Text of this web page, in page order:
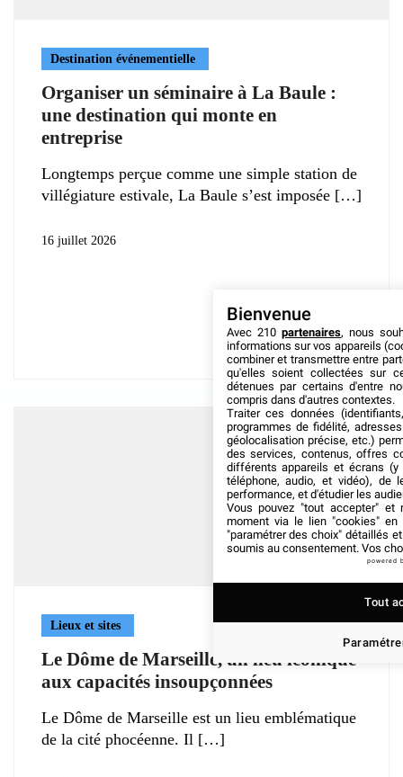
Destination événementielle
Organiser un séminaire à La Baule :
une destination qui monte en
entreprise
Longtemps perçue comme une simple station de
villégiature estivale, La Baule s’est imposée
16 juillet 2026
Lieux et sites
Le Dôme de Marseille, un lieu iconique
aux capacités insoupçonnées
Le Dôme de Marseille est un lieu emblématique
de la cité phocéenne. Il
Bienvenue
Avec 210 partenaires, nous
informations sur vos appareils
combiner et transmettre entre
qu'elles soient collectées sur
détenues par certains d'entre
compris dans d'autres contextes.
Traiter ces données
programmes de fidélité,
géolocalisation précise, etc.)
des services, contenus, offres
différents appareils et écrans (y
téléphone, audio, et vidéo), de
performance, et d'étudier les
Vous pouvez "tout accepter" et
moment via le lien "cookies" en
"paramétrer des choix" détaillés
soumis au consentement. Vos
powered
Tout